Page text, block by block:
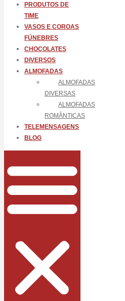
PRODUTOS DE
TIME
VASOS E COROAS
FÚNEBRES
CHOCOLATES
DIVERSOS
ALMOFADAS
ALMOFADAS
DIVERSAS
ALMOFADAS
ROMÂNTICAS
TELEMENSAGENS
BLOG